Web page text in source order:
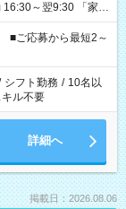
～翌9:30 「家族
の準備がしたい」
望を教えてください
40時間を超える場
■ご応募から最短2～
シフト勤務 / 10名以
ル不要
詳細へ
掲載日：2026.08.06